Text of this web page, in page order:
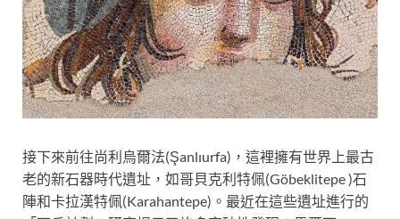
接下來前往尚利烏爾法(Şanlıurfa)，這裡擁有世界上最古
老的新石器時代遺址，如哥貝克利特佩(Göbeklitepe )石
陣和卡拉漢特佩(Karahantepe)。最近在這些遺址進行的